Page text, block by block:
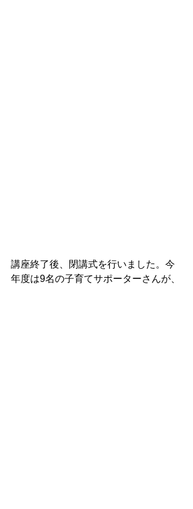
講座終了後、閉講式を行いました。今
年度は9名の子育てサポーターさんが、